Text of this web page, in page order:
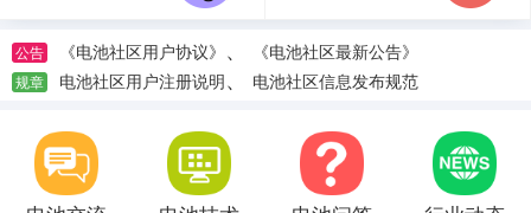
公告 《电池社区用户协议》 、 《电池社区最新公告》
规章 电池社区用户注册说明、 电池社区信息发布规范